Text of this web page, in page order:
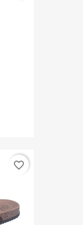
favorite_border